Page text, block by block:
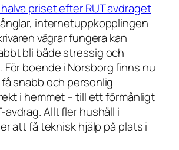
priset efter RUT avdraget
internetuppkopplingen
vägrar fungera kan
bli både stressig och
För boende i Norsborg finns nu
snabb och personlig
i hemmet – till ett förmånligt
avdrag. Allt fler hushåll i
att få teknisk hjälp på plats i